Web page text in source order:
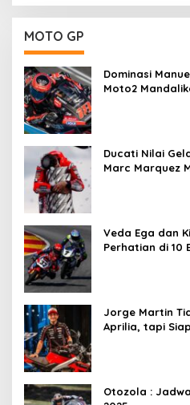
MOTO GP
Dominasi
Moto2
Ducati Nilai
Marc Marquez
Veda Ega dan
Perhatian di 10
Jorge Martin
Aprilia, tapi
Otozola :